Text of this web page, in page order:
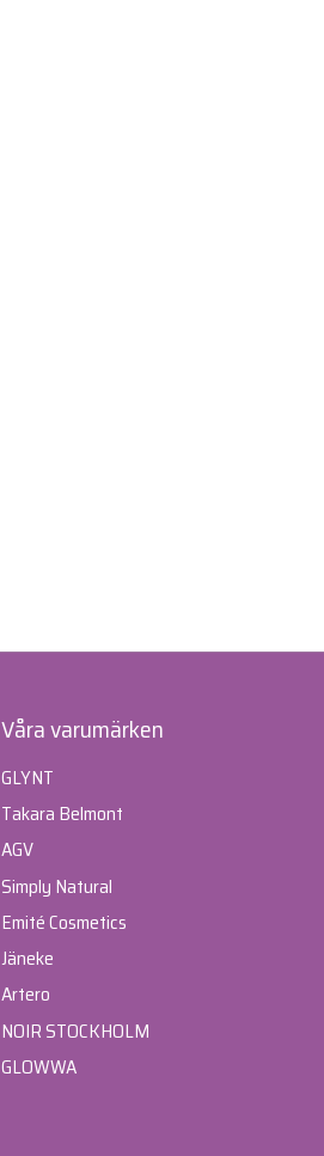
Våra varumärken
GLYNT
Takara Belmont
AGV
Simply Natural
Emité Cosmetics
Jäneke
Artero
NOIR STOCKHOLM
GLOWWA